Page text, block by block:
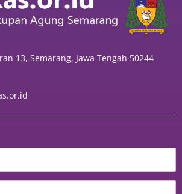
13, Semarang, Jawa Tengah 50244